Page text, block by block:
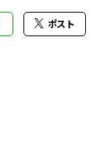
ポスト